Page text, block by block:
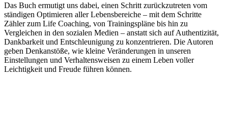
Das Buch ermutigt uns dabei, einen Schritt zurückzutreten vom
ständigen Optimieren aller Lebensbereiche – mit dem Schritte
Zähler zum Life Coaching, von Trainingspläne bis hin zu
Vergleichen in den sozialen Medien – anstatt sich auf Authentizität,
Dankbarkeit und Entschleunigung zu konzentrieren. Die Autoren
geben Denkanstöße, wie kleine Veränderungen in unseren
Einstellungen und Verhaltensweisen zu einem Leben voller
Leichtigkeit und Freude führen können.